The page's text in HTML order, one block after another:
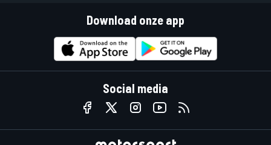
Download onze app
Social media